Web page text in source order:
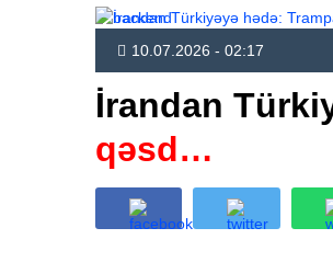
10.07.2026 - 02:17
İrandan
qəsd…